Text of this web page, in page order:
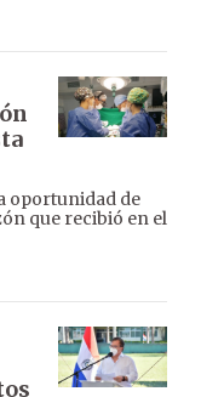
oportunidad de
que recibió en el